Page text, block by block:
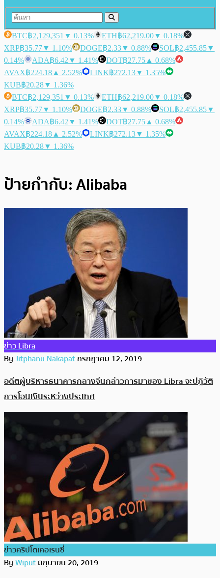
BTC฿2,129,351 ▼ 0.13% ETH฿62,219.00▼ 0.18%
XRP฿35.77▼ 1.10% DOGE฿2.33▼ 0.88% SOL฿2,455.85▼
0.14%
ADA฿6.42 ▼ 1.41% DOT฿27.75 ▲ 0.68%
AVAX฿224.18 ▲ 2.52% LINK฿272.13▼ 1.35%
KUB฿20.28▼ 1.36%
BTC฿2,129,351 ▼ 0.13% ETH฿62,219.00▼ 0.18%
XRP฿35.77▼ 1.10% DOGE฿2.33▼ 0.88% SOL฿2,455.85▼
0.14%
ADA฿6.42 ▼ 1.41% DOT฿27.75 ▲ 0.68%
AVAX฿224.18 ▲ 2.52% LINK฿272.13▼ 1.35%
KUB฿20.28▼ 1.36%
ป้ายกำกับ:Alibaba
ข่าว Libra
ByJitphanu Nakapatกรกฎาคม 12, 2019
อดีตผู้บริหารธนาคารกลางจีนกล่าวการมาของ Libra จะปฏิวัติ
การโอนเงินระหว่างประเทศ
ข่าวคริปโตเคอเรนซี่
ByWiputมิถุนายน 20, 2019